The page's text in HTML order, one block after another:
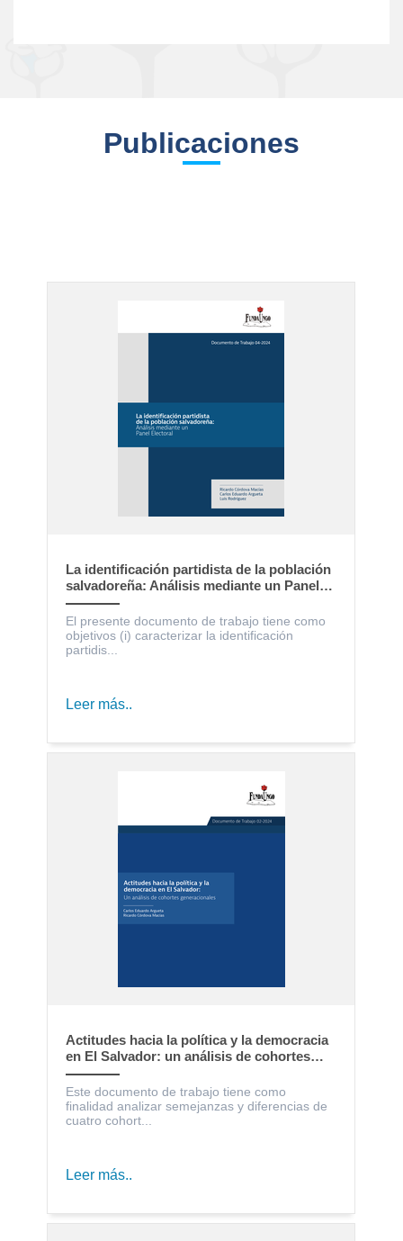
Publicaciones
La identificación partidista de la población
salvadoreña: Análisis mediante un Panel
Electoral
El presente documento de trabajo tiene como
objetivos (i) caracterizar la identificación
partidis...
Leer más..
Actitudes hacia la política y la democracia
en El Salvador: un análisis de cohortes
generacionales
Este documento de trabajo tiene como
finalidad analizar semejanzas y diferencias de
cuatro cohort...
Leer más..